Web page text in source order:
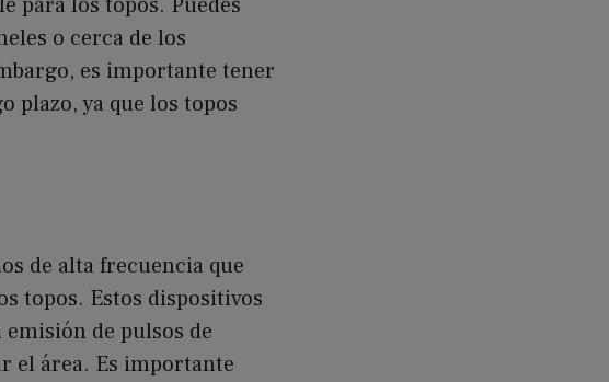
o cerca de los
es importante tener
plazo, ya que los topos
de alta frecuencia que
topos. Estos dispositivos
de pulsos de
el área. Es importante